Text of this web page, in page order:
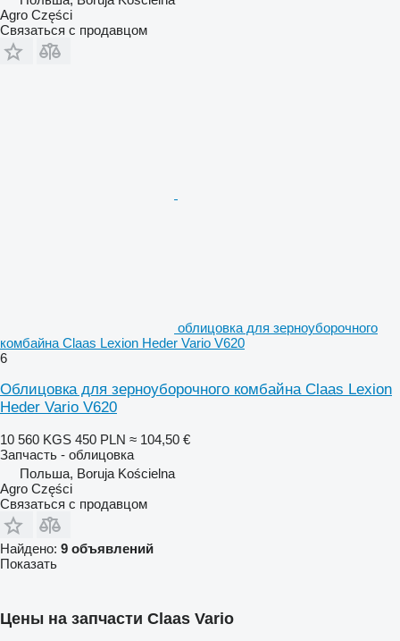
Agro Części
Связаться с продавцом
облицовка для зерноуборочного
комбайна Claas Lexion Heder Vario V620
6
Облицовка для зерноуборочного комбайна Claas Lexion
Heder Vario V620
10 560 KGS 450 PLN ≈ 104,50 €
Запчасть - облицовка
Польша, Boruja Kościelna
Agro Części
Связаться с продавцом
Найдено: 9 объявлений
Показать
Цены на запчасти Claas Vario